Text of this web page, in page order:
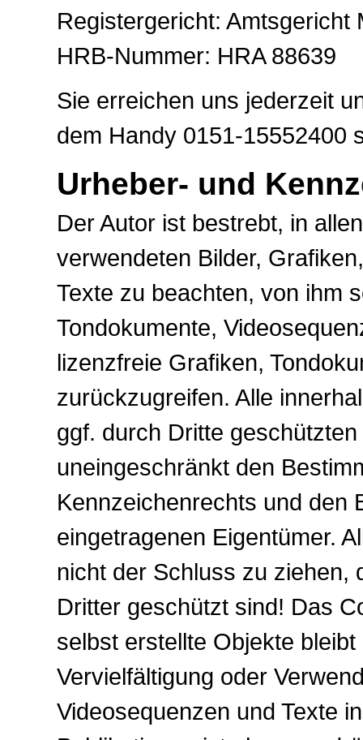
Registergericht: Amtsgericht
HRB-Nummer: HRA 88639
Sie erreichen uns jederzeit
dem Handy 0151-15552400
Urheber- und
Der Autor ist bestrebt, in
verwendeten Bilder,
Texte zu beachten, von ihm
Tondokumente,
lizenzfreie Grafiken,
zurückzugreifen. Alle
ggf. durch Dritte
uneingeschränkt den
Kennzeichenrechts und den
eingetragenen Eigentümer.
nicht der Schluss zu ziehen,
Dritter geschützt sind! Das
selbst erstellte Objekte
Vervielfältigung oder
Videosequenzen und Texte